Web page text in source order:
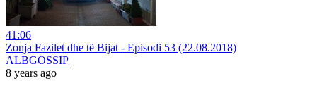
41:06
Zonja Fazilet dhe të Bijat - Episodi 53 (22.08.2018)
ALBGOSSIP
8 years ago